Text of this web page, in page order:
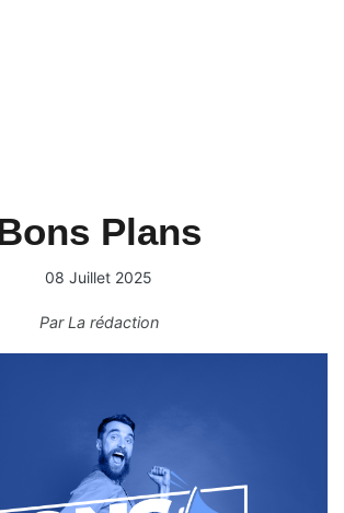
Plans
08 Juillet 2025
ParLa rédaction